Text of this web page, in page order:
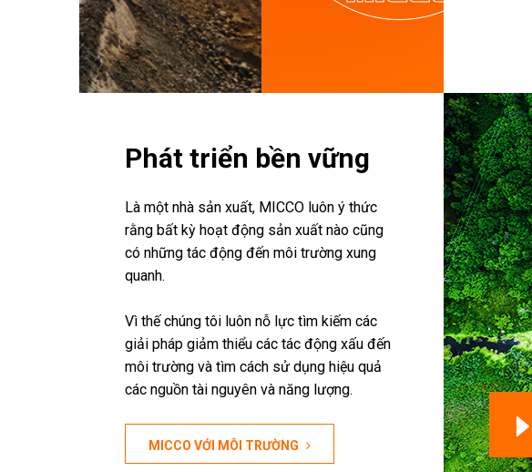
Phát triển bền vững
Là một nhà sản xuất, MICCO luôn ý thức
rằng bất kỳ hoạt động sản xuất nào cũng
có những tác động đến môi trường xung
quanh.
Vì thế chúng tôi luôn nỗ lực tìm kiếm các
giải pháp giảm thiểu các tác động xấu đến
môi trường và tìm cách sử dụng hiệu quả
các nguồn tài nguyên và năng lượng.
MICCO VỚI MÔI TRƯỜNG